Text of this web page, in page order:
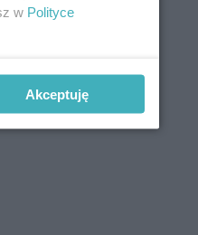
w Polityce
Akceptuję